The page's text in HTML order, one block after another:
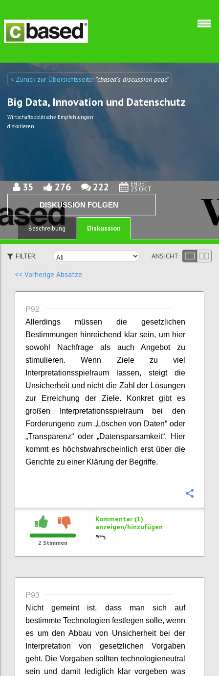
Discuto
Discuto
< Zurück zur Übersichtsseite: "cbased´s discussion page"
Big Data, Innovation und Datenschutz
Wirtschaftspolitische Empfehlungen
diskutieren
35 276 222 ENDET
23 OKT
DISKUSSION FOLGEN
Beschreibung Diskussion
FILTER: ANSICHT:
<< Vorherige Absätze
P92
Allerdings müssen die gesetzlichen
Bestimmungen hinreichend klar sein, um hier
sowohl Nachfrage als auch Angebot zu
stimulieren. Wenn Ziele zu viel
Interpretationsspielraum lassen, steigt die
Unsicherheit und nicht die Zahl der Lösungen
zur Erreichung der Ziele. Konkret gibt es
großen Interpretationsspielraum bei den
Forderungeno zum „Löschen von Daten“ oder
„Transparenz“ oder „Datensparsamkeit“. Hier
kommt es höchstwahrscheinlich erst über die
Gerichte zu einer Klärung der Begriffe.
2 Stimmen
Kommentar (1)
anzeigen/hinzufügen
P93
Nicht gemeint ist, dass man sich auf
bestimmte Technologien festlegen solle, wenn
es um den Abbau von Unsicherheit bei der
Interpretation von gesetzlichen Vorgaben
geht. Die Vorgaben sollten technologieneutral
sein und damit lediglich klar vorgeben was